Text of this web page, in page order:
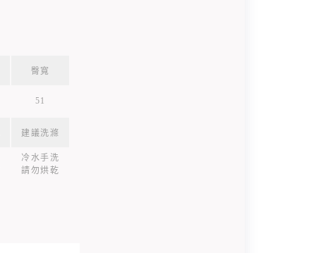
臀寬
51
建議洗滌
冷水手洗
請勿烘乾